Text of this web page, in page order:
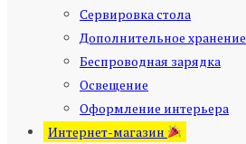
Сервировка стола
Дополнительное хранение
Беспроводная зарядка
Освещение
Оформление интерьера
Интернет-магазин